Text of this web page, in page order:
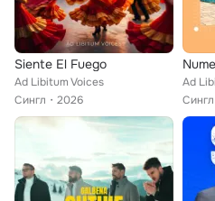
Siente El Fuego
Ad Libitum Voices
Сингл
2026
Ad
Сингл